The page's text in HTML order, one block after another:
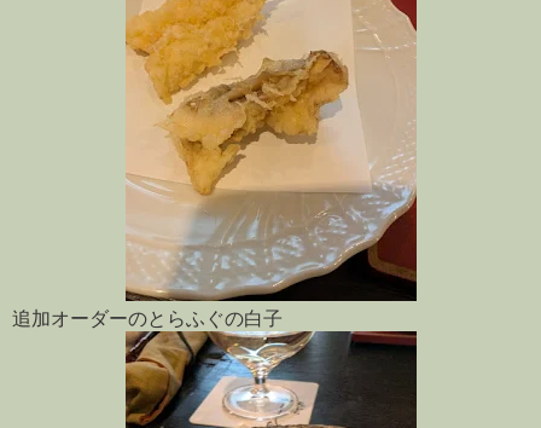
追加オーダーのとらふぐの白子